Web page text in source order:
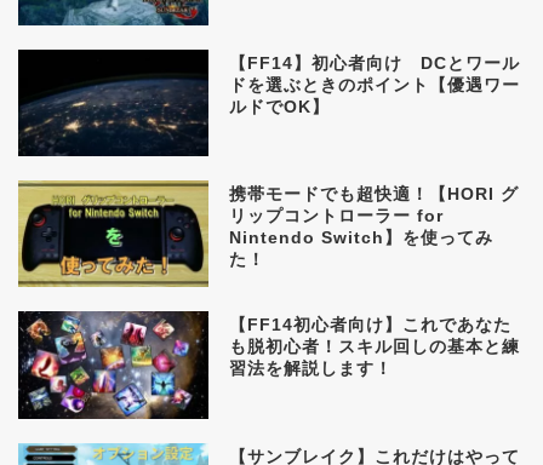
【FF14】初心者向け DCとワール
ドを選ぶときのポイント【優遇ワー
ルドでOK】
携帯モードでも超快適！【HORI グ
リップコントローラー for
Nintendo Switch】を使ってみ
た！
【FF14初心者向け】これであなた
も脱初心者！スキル回しの基本と練
習法を解説します！
【サンブレイク】これだけはやって